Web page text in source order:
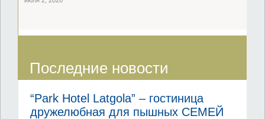
Последние новости
“Park Hotel Latgola” – гостиница
дружелюбная для пышных СЕМЕЙ